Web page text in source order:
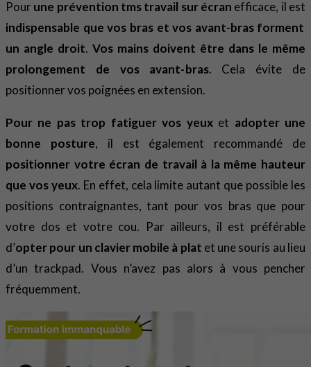
Pour une prévention tms travail sur écran efficace, il est
indispensable que vos bras et vos avant-bras forment
un angle droit. Vos mains doivent être dans le même
prolongement de vos avant-bras. Cela évite de
positionner vos poignées en extension.
Pour ne pas trop fatiguer vos yeuxet adopter une
bonne posture, il est également recommandé de
positionner votre écran de travail à la même hauteur
que vos yeux. En effet, cela limite autant que possible les
positions contraignantes, tant pour vos bras que pour
votre dos et votre cou. Par ailleurs, il est préférable
d’opter pour un clavier mobile à plat et une souris au lieu
d’un trackpad. Vous n’avez pas alors à vous pencher
fréquemment.